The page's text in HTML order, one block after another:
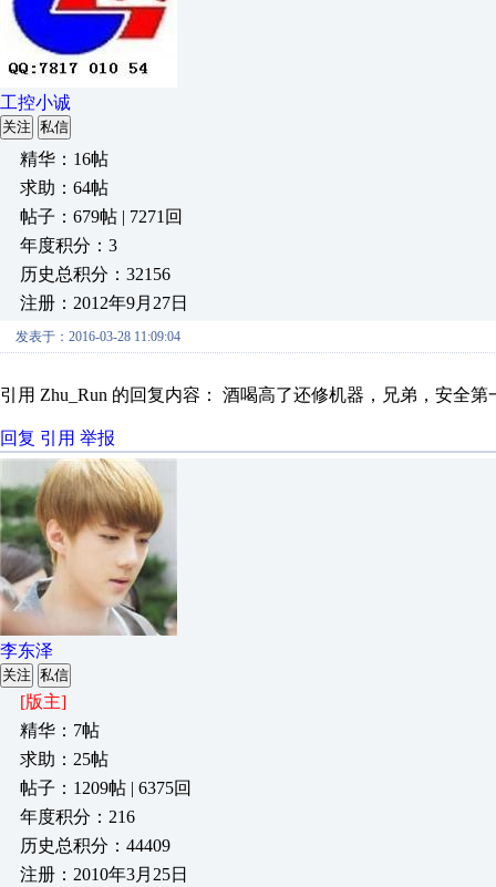
工控小诚
关注 私信
精华：16帖
求助：64帖
帖子：679帖 | 7271回
年度积分：3
历史总积分：32156
注册：2012年9月27日
发表于：2016-03-28 11:09:04
引用 Zhu_Run 的回复内容： 酒喝高了还修机器，兄弟，安全第
回复 引用 举报
李东泽
关注 私信
[版主]
精华：7帖
求助：25帖
帖子：1209帖 | 6375回
年度积分：216
历史总积分：44409
注册：2010年3月25日